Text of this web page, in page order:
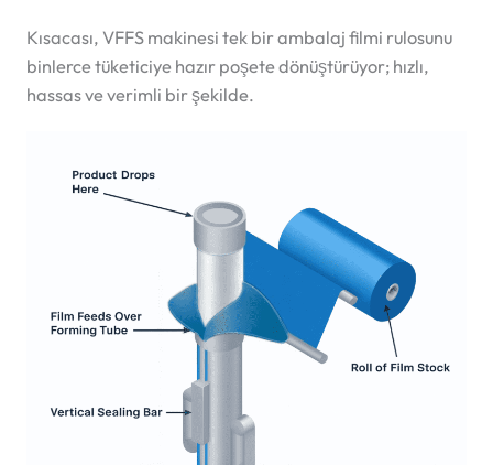
Kısacası, VFFS makinesi tek bir ambalaj filmi rulosunu
binlerce tüketiciye hazır poşete dönüştürüyor; hızlı,
hassas ve verimli bir şekilde.